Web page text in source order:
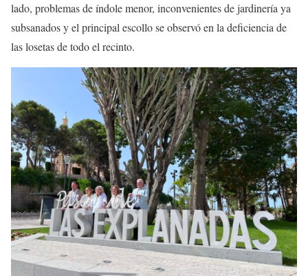
lado, problemas de índole menor, inconvenientes de jardinería ya
subsanados y el principal escollo se observó en la deficiencia de
las losetas de todo el recinto.